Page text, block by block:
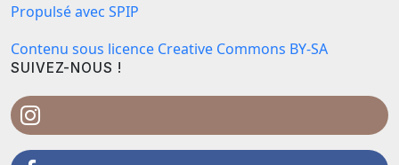
Propulsé avec SPIP
Contenu sous licence Creative Commons BY-SA
SUIVEZ-NOUS !